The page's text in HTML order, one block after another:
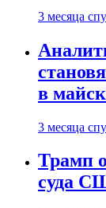
3 месяца
в
3 месяца
Трамп
суда